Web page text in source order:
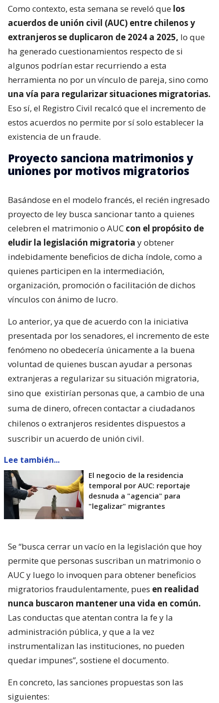
Como contexto, esta semana se reveló que los
acuerdos de unión civil (AUC) entre chilenos y
extranjeros se duplicaron de 2024 a 2025, lo que
ha generado cuestionamientos respecto de si
algunos podrían estar recurriendo a esta
herramienta no por un vínculo de pareja, sino como
una vía para regularizar situaciones migratorias.
Eso sí, el Registro Civil recalcó que el incremento de
estos acuerdos no permite por sí solo establecer la
existencia de un fraude.
Proyecto sanciona matrimonios y
uniones por motivos migratorios
Basándose en el modelo francés, el recién ingresado
proyecto de ley busca sancionar tanto a quienes
celebren el matrimonio o AUC con el propósito de
eludir la legislación migratoria y obtener
indebidamente beneficios de dicha índole, como a
quienes participen en la intermediación,
organización, promoción o facilitación de dichos
vínculos con ánimo de lucro.
Lo anterior, ya que de acuerdo con la iniciativa
presentada por los senadores, el incremento de este
fenómeno no obedecería únicamente a la buena
voluntad de quienes buscan ayudar a personas
extranjeras a regularizar su situación migratoria,
sino que existirían personas que, a cambio de una
suma de dinero, ofrecen contactar a ciudadanos
chilenos o extranjeros residentes dispuestos a
suscribir un acuerdo de unión civil.
Lee también...
El negocio de la residencia
temporal por AUC: reportaje
desnuda a "agencia" para
"legalizar" migrantes
Se “busca cerrar un vacío en la legislación que hoy
permite que personas suscriban un matrimonio o
AUC y luego lo invoquen para obtener beneficios
migratorios fraudulentamente, pues en realidad
nunca buscaron mantener una vida en común.
Las conductas que atentan contra la fe y la
administración pública, y que a la vez
instrumentalizan las instituciones, no pueden
quedar impunes”, sostiene el documento.
En concreto, las sanciones propuestas son las
siguientes: